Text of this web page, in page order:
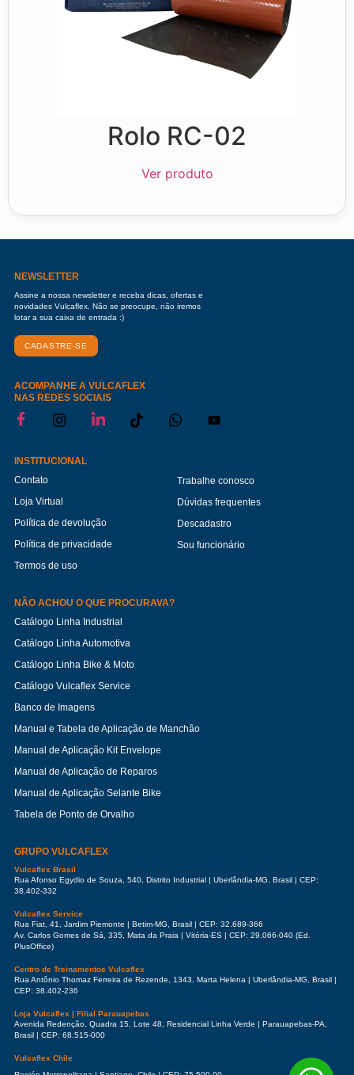
Rolo RC-02
Ver produto
NEWSLETTER
Assine a nossa newsletter e receba dicas, ofertas e
novidades Vulcaflex. Não se preocupe, não iremos
lotar a sua caixa de entrada :)
CADASTRE-SE
ACOMPANHE A VULCAFLEX
NAS REDES SOCIAIS
INSTITUCIONAL
Contato
Loja Virtual
Política de devolução
Política de privacidade
Termos de uso
Trabalhe conosco
Dúvidas frequentes
Descadastro
Sou funcionário
NÃO ACHOU O QUE PROCURAVA?
Catálogo Linha Industrial
Catálogo Linha Automotiva
Catálogo Linha Bike & Moto
Catálogo Vulcaflex Service
Banco de Imagens
Manual e Tabela de Aplicação de Manchão
Manual de Aplicação Kit Envelope
Manual de Aplicação de Reparos
Manual de Aplicação Selante Bike
Tabela de Ponto de Orvalho
GRUPO VULCAFLEX
Vulcaflex Brasil
Rua Afonso Egydio de Souza, 540, Distrito Industrial | Uberlândia-MG, Brasil | CEP:
38.402-332
Vulcaflex Service
Rua Fiat, 41, Jardim Piemonte | Betim-MG, Brasil | CEP: 32.689-366
Av. Carlos Gomes de Sá, 335, Mata da Praia | Vitória-ES | CEP: 29.066-040 (Ed.
PlusOffice)
Centro de Treinamentos Vulcaflex
Rua Antônio Thomaz Ferreira de Rezende, 1343, Marta Helena | Uberlândia-MG, Brasil |
CEP: 38.402-236
Loja Vulcaflex | Filial Parauapebas
Avenida Redenção, Quadra 15, Lote 48, Residencial Linha Verde | Parauapebas-PA,
Brasil | CEP: 68.515-000
Vulcaflex Chile